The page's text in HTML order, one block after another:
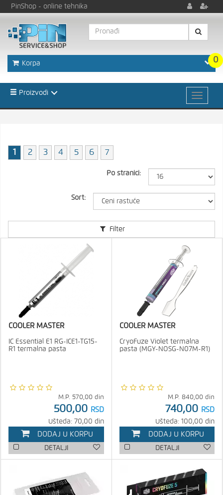
PinShop - online tehnika
0
Korpa
Proizvodi
1 2 3 4 5 6 7
Po stranici:
Sort:
Filter
COOLER MASTER
IC Essential E1 RG-ICE1-TG15-
R1 termalna pasta
M.P. 570,00 din
500,00 RSD
Ušteda: 70,00 din
DODAJ U KORPU
DETALJI
COOLER MASTER
CryoFuze Violet termalna
pasta (MGY-NOSG-N07M-R1)
M.P. 840,00 din
740,00 RSD
Ušteda: 100,00 din
DODAJ U KORPU
DETALJI